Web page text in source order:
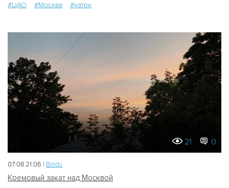
#ЦАО #Москва #каток
21 0
07.08 21:06 | Bindu
Кремовый закат над Москвой